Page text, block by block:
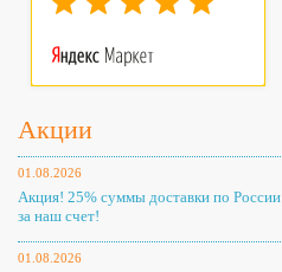
Акции
01.08.2026
Акция! 25% суммы доставки по России
за наш счет!
01.08.2026